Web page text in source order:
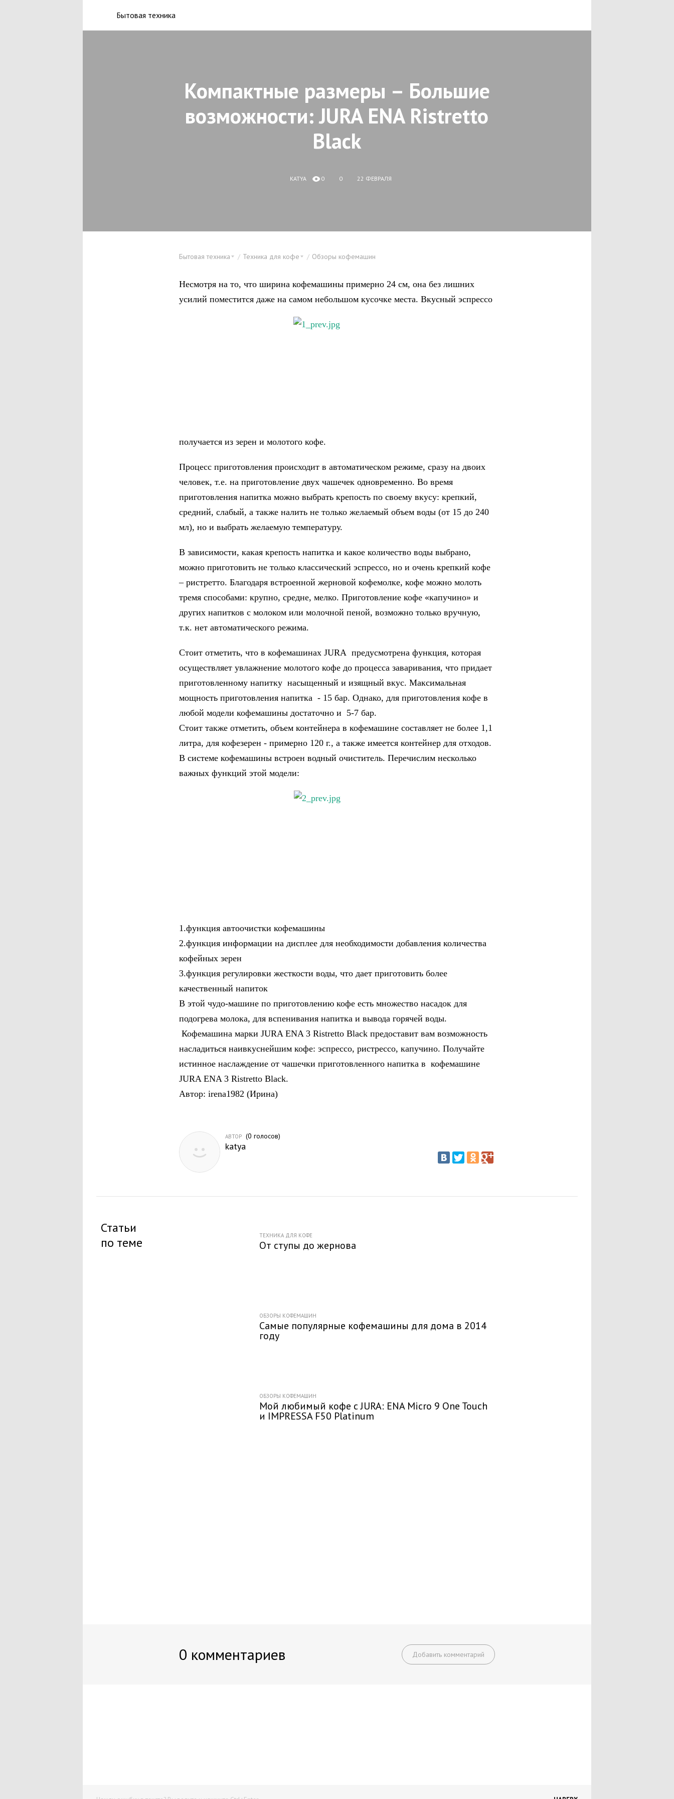
Бытовая техника
Компактные размеры – Большие
возможности: JURA ENA Ristretto
Black
KATYA 0 0 22 ФЕВРАЛЯ
Бытовая техника Техника для кофе Обзоры кофемашин
Несмотря на то, что ширина кофемашины примерно 24 см, она без лишних
усилий поместится даже на самом небольшом кусочке места. Вкусный эспрессо
получается из зерен и молотого кофе.
Процесс приготовления происходит в автоматическом режиме, сразу на двоих
человек, т.е. на приготовление двух чашечек одновременно. Во время
приготовления напитка можно выбрать крепость по своему вкусу: крепкий,
средний, слабый, а также налить не только желаемый объем воды (от 15 до 240
мл), но и выбрать желаемую температуру.
В зависимости, какая крепость напитка и какое количество воды выбрано,
можно приготовить не только классический эспрессо, но и очень крепкий кофе
– ристретто. Благодаря встроенной жерновой кофемолке, кофе можно молоть
тремя способами: крупно, средне, мелко. Приготовление кофе «капучино» и
других напитков с молоком или молочной пеной, возможно только вручную,
т.к. нет автоматического режима.
Стоит отметить, что в кофемашинах JURA предусмотрена функция, которая
осуществляет увлажнение молотого кофе до процесса заваривания, что придает
приготовленному напитку насыщенный и изящный вкус. Максимальная
мощность приготовления напитка - 15 бар. Однако, для приготовления кофе в
любой модели кофемашины достаточно и 5-7 бар.
Стоит также отметить, объем контейнера в кофемашине составляет не более 1,1
литра, для кофезерен - примерно 120 г., а также имеется контейнер для отходов.
В системе кофемашины встроен водный очиститель. Перечислим несколько
важных функций этой модели:
1.функция автоочистки кофемашины
2.функция информации на дисплее для необходимости добавления количества
кофейных зерен
3.функция регулировки жесткости воды, что дает приготовить более
качественный напиток
В этой чудо-машине по приготовлению кофе есть множество насадок для
подогрева молока, для вспенивания напитка и вывода горячей воды.
Кофемашина марки JURA ENA 3 Ristretto Black предоставит вам возможность
насладиться наивкуснейшим кофе: эспрессо, ристрессо, капучино. Получайте
истинное наслаждение от чашечки приготовленного напитка в кофемашине
JURA ENA 3 Ristretto Black.
Автор: irena1982 (Ирина)
АВТОР
katya
(0 голосов)
Статьи
по теме
ТЕХНИКА ДЛЯ КОФЕ
От ступы до жернова
ОБЗОРЫ КОФЕМАШИН
Самые популярные кофемашины для дома в 2014
году
ОБЗОРЫ КОФЕМАШИН
Мой любимый кофе с JURA: ENA Micro 9 One Touch
и IMPRESSA F50 Platinum
0 комментариев Добавить комментарий